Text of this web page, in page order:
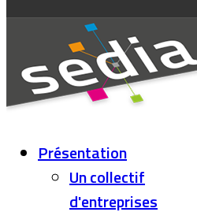
Présentation
Un collectif
d'entreprises